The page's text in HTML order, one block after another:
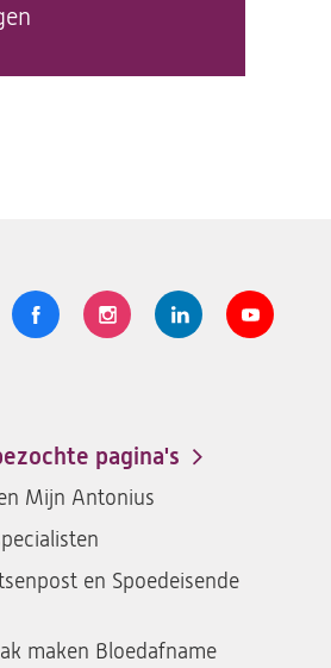
Volg
Logo
santeon
ziekenhuis
op
Facebook
Logo
santeon
ziekenhuis
Instagram
Logo
santeon
LinkedIn
Logo
pagina's
Mijn Antonius
en Spoedeisende
maken Bloedafname